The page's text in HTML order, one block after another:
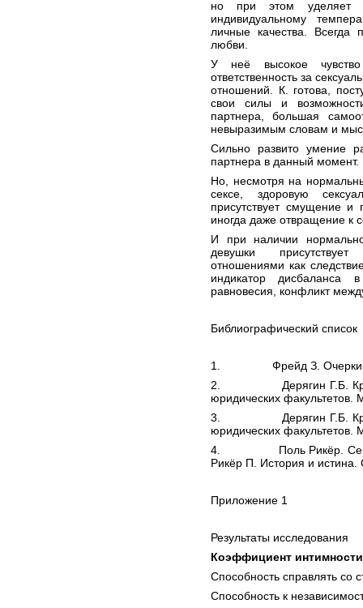
но при этом уделяет
индивидуальному
личные качества. Всегда
любви.
У неё высокое
ответственность за
отношений. К. готова,
свои силы и
партнера, большая
невыразимым словам и
Сильно развито умение
партнера в данный момент.
Но, несмотря на
сексе, здоровую
присутствует смущение и
иногда даже отвращение к
И при наличии
девушки присутствует
отношениями как
индикатор дисбаланса
равновесия, конфликт
Библиографический список
1. Фрейд З. Очерки
2. Дерягин Г.Б.
юридических факультетов.
3. Дерягин Г.Б.
юридических факультетов.
4. Поль Рикёр.
Рикёр П. История и
Приложение 1
Результаты исследования
Коэффициент интимности
Способность справлять со
Способность к